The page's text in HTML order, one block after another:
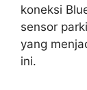
koneksi
sensor
yang
ini.